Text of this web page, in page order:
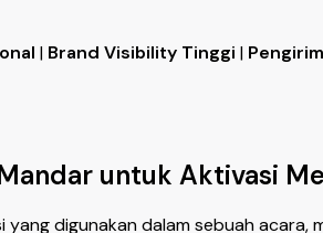
| Brand Visibility Tinggi |
untuk Aktivasi
digunakan dalam sebuah